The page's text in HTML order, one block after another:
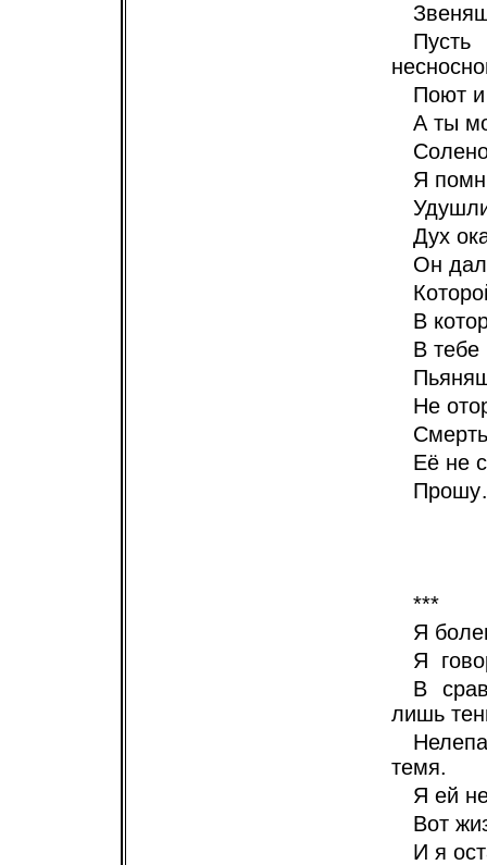
Поют и
А ты
Я
Дух
Он
В
В тебе
Не
Её не
***
Я
Я
В
лишь
темя.
Я ей
Вот
И я